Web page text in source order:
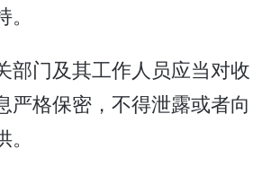
部门及其工作人员应当对收
严格保密，不得泄露或者向